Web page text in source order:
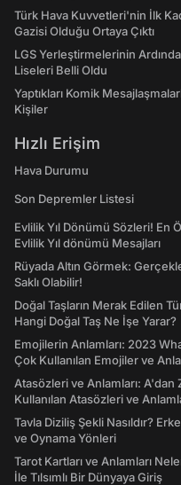
Türk Hava Kuvvetleri'nin İlk
Gazisi Olduğu Ortaya Çıktı
LGS Yerleştirmelerinin
Liseleri Belli Oldu
Yaptıkları Komik
Kişiler
Hızlı Erişim
Hava Durumu
Son Depremler Listesi
Evlilik Yıl Dönümü Sözleri! En
Evlilik Yıl dönümü Mesajları
Rüyada Altın Görmek:
Saklı Olabilir!
Doğal Taşların Merak Edilen
Hangi Doğal Taş Ne İşe Yarar?
Emojilerin Anlamları: 2023
Çok Kullanılan Emojiler ve
Atasözleri ve Anlamları: A'dan
Kullanılan Atasözleri ve
Tavla Diziliş Şekli Nasıldır?
ve Oynama Yönleri
Tarot Kartları ve Anlamları
İle Tılsımlı Bir Dünyaya Giriş